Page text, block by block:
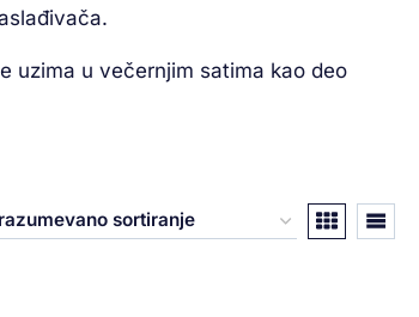
uzima u večernjim satima kao deo